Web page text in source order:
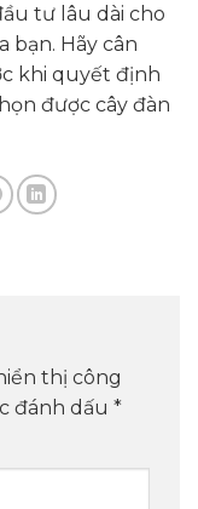
tư lâu dài cho
bạn. Hãy cân
khi quyết định
được cây đàn
thị công
đánh dấu *